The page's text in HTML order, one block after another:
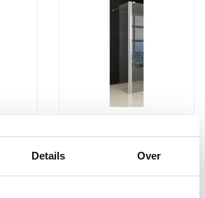
Details Over
10 Mm Glas Met Nano